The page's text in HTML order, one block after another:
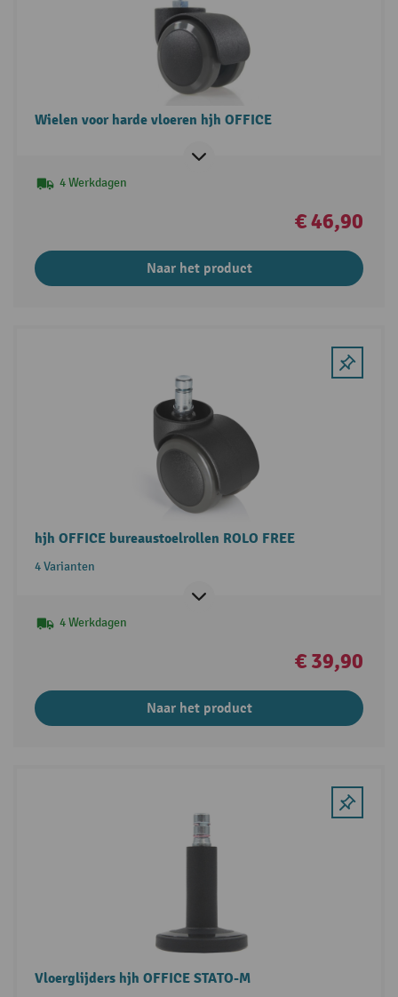
Wielen voor harde vloeren hjh OFFICE
4 Werkdagen
€ 46,90
Naar het product
hjh OFFICE bureaustoelrollen ROLO FREE
4 Varianten
4 Werkdagen
€ 39,90
Naar het product
Vloerglijders hjh OFFICE STATO-M